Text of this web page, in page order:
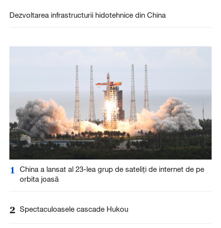
Dezvoltarea infrastructurii hidotehnice din China
1
China a lansat al 23-lea grup de sateliți de internet de pe
orbita joasă
2 Spectaculoasele cascade Hukou